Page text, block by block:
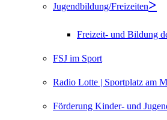
Jugendbildung/Freizeiten
Freizeit- und Bildung
FSJ im Sport
Radio Lotte | Sportplatz am
Förderung Kinder- und